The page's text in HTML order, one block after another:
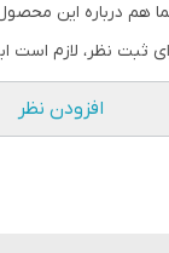
محصول دارای برد بسیار مفید بوده و از ۱۰۰ تا ۲۰۰
هم درباره این
ثبت نظر، لازم است
افزودن نظر